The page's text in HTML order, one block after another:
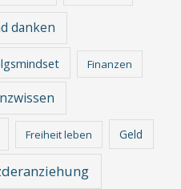
danken
Finanzen
Freiheit leben Geld